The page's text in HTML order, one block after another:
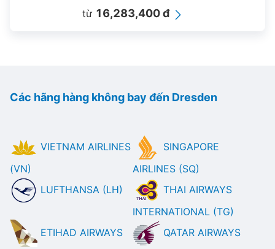
từ 16,283,400 đ
Các hãng hàng không bay đến Dresden
VIETNAM AIRLINES
(VN)
SINGAPORE
AIRLINES (SQ)
LUFTHANSA (LH)
THAI AIRWAYS
INTERNATIONAL (TG)
ETIHAD AIRWAYS
QATAR AIRWAYS